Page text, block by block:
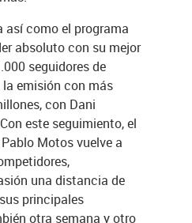
así como el programa
absoluto con su mejor
seguidores de
la emisión con más
con Dani
este seguimiento, el
Motos vuelve a
una distancia de
principales
otra semana y otro